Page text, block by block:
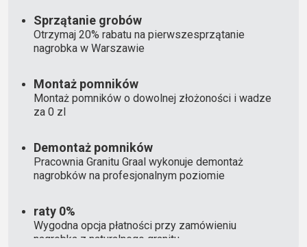
Sprzątanie grobów
Otrzymaj 20% rabatu na pierwszesprzątanie
nagrobka w Warszawie
Montaż pomników
Montaż pomników o dowolnej złożoności i wadze
za 0 zl
Demontaż pomników
Pracownia Granitu Graal wykonuje demontaż
nagrobków na profesjonalnym poziomie
raty 0%
Wygodna opcja płatności przy zamówieniu
nagrobka z naturalnego granitu